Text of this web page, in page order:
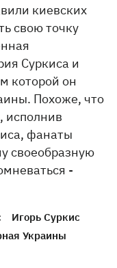
киевских
свою точку
Суркиса и
которой он
Похоже, что
исполнив
фанаты
своеобразную
-
Игорь Суркис
Украины